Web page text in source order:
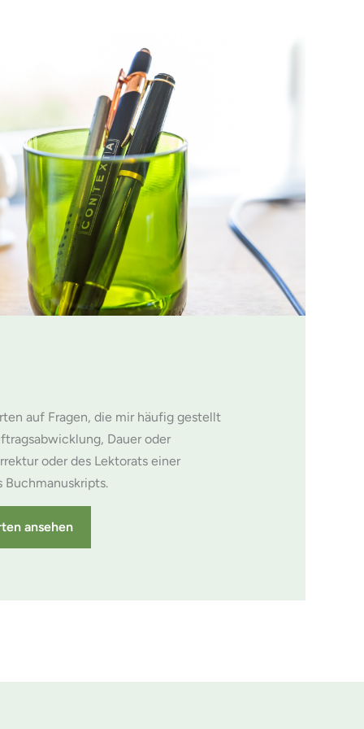
auf Fragen, die mir häufig gestellt
Dauer oder
oder des Lektorats einer
Buchmanuskripts.
ansehen